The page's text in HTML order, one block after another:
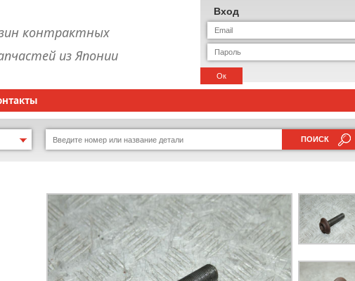
контрактных
из Японии
Вход
Ок
ПОИСК